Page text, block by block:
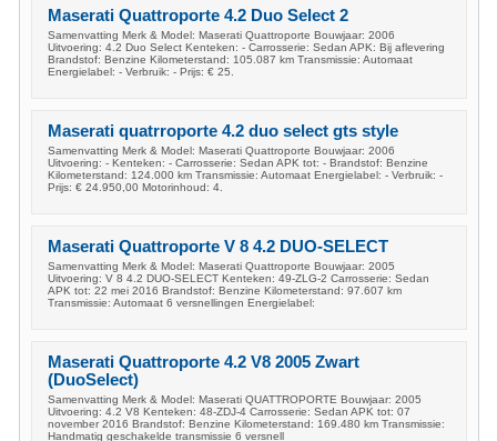
Maserati Quattroporte 4.2 Duo Select 2
Samenvatting Merk & Model: Maserati Quattroporte Bouwjaar: 2006
Uitvoering: 4.2 Duo Select Kenteken: - Carrosserie: Sedan APK: Bij aflevering
Brandstof: Benzine Kilometerstand: 105.087 km Transmissie: Automaat
Energielabel: - Verbruik: - Prijs: € 25.
Maserati quatrroporte 4.2 duo select gts style
Samenvatting Merk & Model: Maserati Quattroporte Bouwjaar: 2006
Uitvoering: - Kenteken: - Carrosserie: Sedan APK tot: - Brandstof: Benzine
Kilometerstand: 124.000 km Transmissie: Automaat Energielabel: - Verbruik: -
Prijs: € 24.950,00 Motorinhoud: 4.
Maserati Quattroporte V 8 4.2 DUO-SELECT
Samenvatting Merk & Model: Maserati Quattroporte Bouwjaar: 2005
Uitvoering: V 8 4.2 DUO-SELECT Kenteken: 49-ZLG-2 Carrosserie: Sedan
APK tot: 22 mei 2016 Brandstof: Benzine Kilometerstand: 97.607 km
Transmissie: Automaat 6 versnellingen Energielabel:
Maserati Quattroporte 4.2 V8 2005 Zwart
(DuoSelect)
Samenvatting Merk & Model: Maserati QUATTROPORTE Bouwjaar: 2005
Uitvoering: 4.2 V8 Kenteken: 48-ZDJ-4 Carrosserie: Sedan APK tot: 07
november 2016 Brandstof: Benzine Kilometerstand: 169.480 km Transmissie:
Handmatig geschakelde transmissie 6 versnell